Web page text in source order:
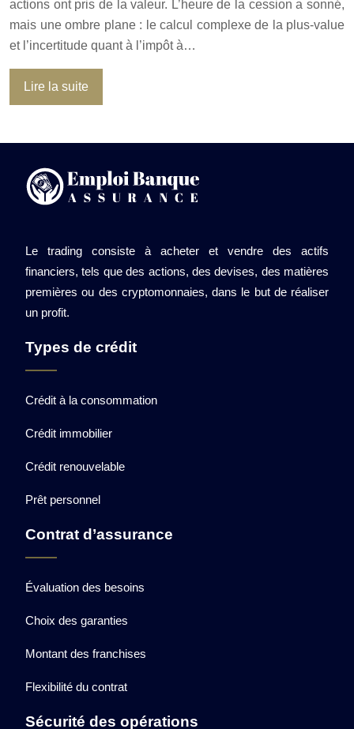
actions ont pris de la valeur. L’heure de la cession a sonné,
mais une ombre plane : le calcul complexe de la plus-value
et l’incertitude quant à l’impôt à…
Lire la suite
Le trading consiste à acheter et vendre des actifs
financiers, tels que des actions, des devises, des matières
premières ou des cryptomonnaies, dans le but de réaliser
un profit.
Types de crédit
Crédit à la consommation
Crédit immobilier
Crédit renouvelable
Prêt personnel
Contrat d’assurance
Évaluation des besoins
Choix des garanties
Montant des franchises
Flexibilité du contrat
Sécurité des opérations